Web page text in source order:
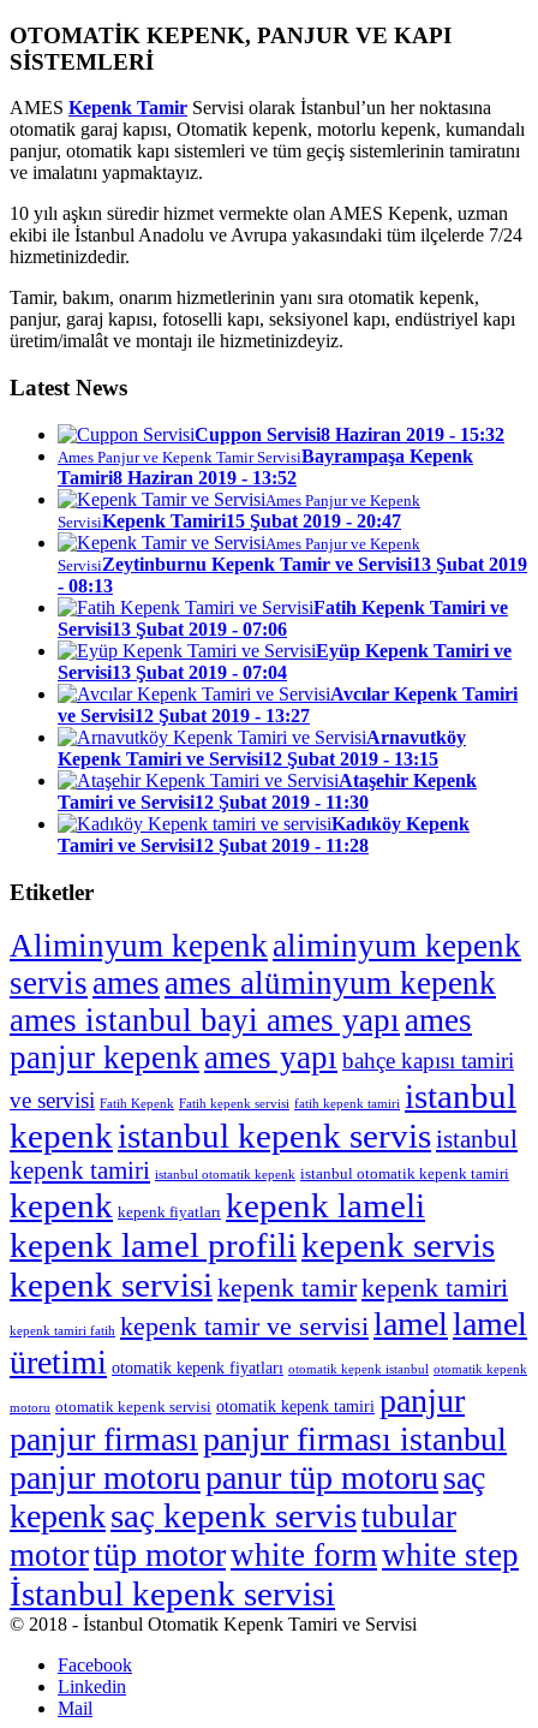
OTOMATİK KEPENK, PANJUR VE KAPI
SİSTEMLERİ
AMES Kepenk Tamir Servisi olarak İstanbul’un her noktasına
otomatik garaj kapısı, Otomatik kepenk, motorlu kepenk, kumandalı
panjur, otomatik kapı sistemleri ve tüm geçiş sistemlerinin tamiratını
ve imalatını yapmaktayız.
10 yılı aşkın süredir hizmet vermekte olan AMES Kepenk, uzman
ekibi ile İstanbul Anadolu ve Avrupa yakasındaki tüm ilçelerde 7/24
hizmetinizdedir.
Tamir, bakım, onarım hizmetlerinin yanı sıra otomatik kepenk,
panjur, garaj kapısı, fotoselli kapı, seksiyonel kapı, endüstriyel kapı
üretim/imalât ve montajı ile hizmetinizdeyiz.
Latest News
Cuppon Servisi8 Haziran 2019 - 15:32
Ames Panjur ve Kepenk Tamir ServisiBayrampaşa Kepenk
Tamiri8 Haziran 2019 - 13:52
Ames Panjur ve Kepenk
ServisiKepenk Tamiri15 Şubat 2019 - 20:47
Ames Panjur ve Kepenk
ServisiZeytinburnu Kepenk Tamir ve Servisi13 Şubat 2019
- 08:13
Fatih Kepenk Tamiri ve
Servisi13 Şubat 2019 - 07:06
Eyüp Kepenk Tamiri ve
Servisi13 Şubat 2019 - 07:04
Avcılar Kepenk Tamiri
ve Servisi12 Şubat 2019 - 13:27
Arnavutköy
Kepenk Tamiri ve Servisi12 Şubat 2019 - 13:15
Ataşehir Kepenk
Tamiri ve Servisi12 Şubat 2019 - 11:30
Kadıköy Kepenk
Tamiri ve Servisi12 Şubat 2019 - 11:28
Etiketler
Aliminyum kepenkaliminyum kepenk
servis ames ames alüminyum kepenk
ames istanbul bayi ames yapı ames
panjur kepenkames yapı bahçe kapısı tamiri
ve servisi Fatih Kepenk Fatih kepenk servisi fatih kepenk tamiri istanbul
kepenkistanbul kepenk servisistanbul
kepenk tamiri istanbul otomatik kepenk istanbul otomatik kepenk tamiri
kepenk kepenk fiyatları kepenk lameli
kepenk lamel profilikepenk servis
kepenk servisi kepenk tamirkepenk tamiri
kepenk tamiri fatih kepenk tamir ve servisilamellamel
üretimi otomatik kepenk fiyatları otomatik kepenk istanbul otomatik kepenk
motoru otomatik kepenk servisi otomatik kepenk tamiri panjur
panjur firmasıpanjur firması istanbul
panjur motorupanur tüp motorusaç
kepenksaç kepenk servistubular
motortüp motorwhite formwhite step
İstanbul kepenk servisi
© 2018 - İstanbul Otomatik Kepenk Tamiri ve Servisi
Facebook
Linkedin
Mail